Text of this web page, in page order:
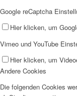
Google reCaptcha
Hier klicken, um
Vimeo und YouTube
Hier klicken, um
Andere Cookies
Die folgenden Cookies